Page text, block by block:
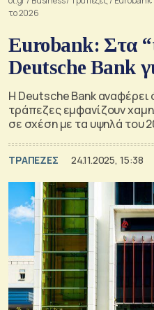
το 2026
Eurobank: Στα
Deutsche Bank
Η Deutsche Bank αναφέρει
τράπεζες εμφανίζουν
σε σχέση με τα υψηλά του
ΤΡΑΠΕΖΕΣ 24.11.2025, 15:38